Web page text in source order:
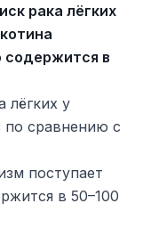
рака лёгких
содержится в
лёгких у
по сравнению с
поступает
в 50–100